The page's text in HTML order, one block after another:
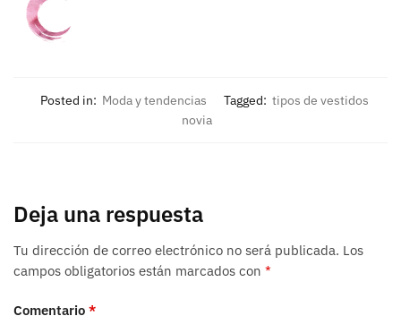
Posted in: Moda y tendencias Tagged: tipos de vestidos
novia
Deja una respuesta
Tu dirección de correo electrónico no será publicada. Los
campos obligatorios están marcados con *
Comentario *